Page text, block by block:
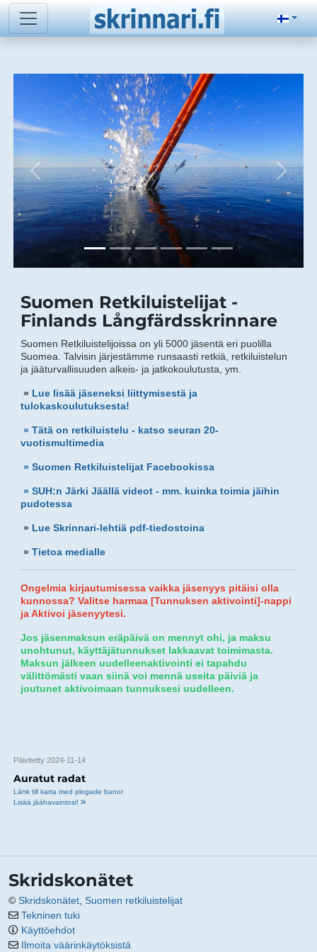
Suomen Retkiluistelijat -
Finlands Långfärdsskrinnare
Suomen Retkiluistelijoissa on yli 5000 jäsentä eri puolilla
Suomea. Talvisin järjestämme runsaasti retkiä, retkiluistelun
ja jääturvallisuuden alkeis- ja jatkokoulutusta, ym.
» Lue lisää jäseneksi liittymisestä ja
tulokaskoulutuksesta!
» Tätä on retkiluistelu - katso seuran 20-
vuotismultimedia
» Suomen Retkiluistelijat Facebookissa
» SUH:n Järki Jäällä videot - mm. kuinka toimia jäihin
pudotessa
» Lue Skrinnari-lehtiä pdf-tiedostoina
» Tietoa medialle
Ongelmia kirjautumisessa vaikka jäsenyys pitäisi olla
kunnossa? Valitse harmaa [Tunnuksen aktivointi]-nappi
ja Aktivoi jäsenyytesi.
Jos jäsenmaksun eräpäivä on mennyt ohi, ja maksu
unohtunut, käyttäjätunnukset lakkaavat toimimasta.
Maksun jälkeen uudelleenaktivointi ei tapahdu
välittömästi vaan siinä voi mennä useita päiviä ja
joutunet aktivoimaan tunnuksesi uudelleen.
Päivitetty 2024-11-14
Auratut radat
Länk till karta med plogade banor
Lisää jäähavaintosi!
Skridskonätet
© Skridskonätet Suomen retkiluistelijat
Tekninen tuki
Käyttöehdot
Ilmoita väärinkäytöksistä